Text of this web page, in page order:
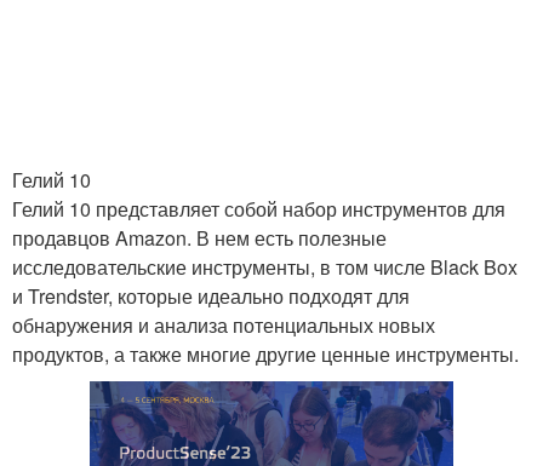
Гелий 10
Гелий 10 представляет собой набор инструментов для
продавцов Amazon. В нем есть полезные
исследовательские инструменты, в том числе Black Box
и Trendster, которые идеально подходят для
обнаружения и анализа потенциальных новых
продуктов, а также многие другие ценные инструменты.